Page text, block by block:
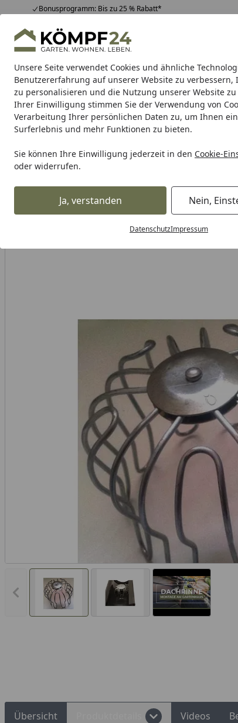
Unsere Seite verwendet Cookies und ähnliche
Benutzererfahrung auf unserer Website zu verbessern,
zu personalisieren und die Nutzung unserer Website
Ihrer Einwilligung stimmen Sie der Verwendung von
Verarbeitung Ihrer persönlichen Daten zu, um Ihnen
Surferlebnis und mehr Funktionen zu bieten.
Sie können Ihre Einwilligung jederzeit in den Cookie-
oder widerrufen.
Ja, verstanden Nein,
DatenschutzImpressum
Bonusprogramm: Bis zu 25 % Rabatt*
Hotline07051 / 9 22 22
Mo-Fr. 8-16 Uhr 25.982 Bewertungen
Alle Produkte
Alle ProdukteHighlights Tipps & Tricks
Garten Gartenhaus Gerätehaus Carport
Karibu Pools inkl.
Dein Traumpool im
Alles für den Garten Zubehör für
Fallrohr Laubschutz für Dachrinnensets
Vorheriges Bild anzeigen
Übersicht Videos